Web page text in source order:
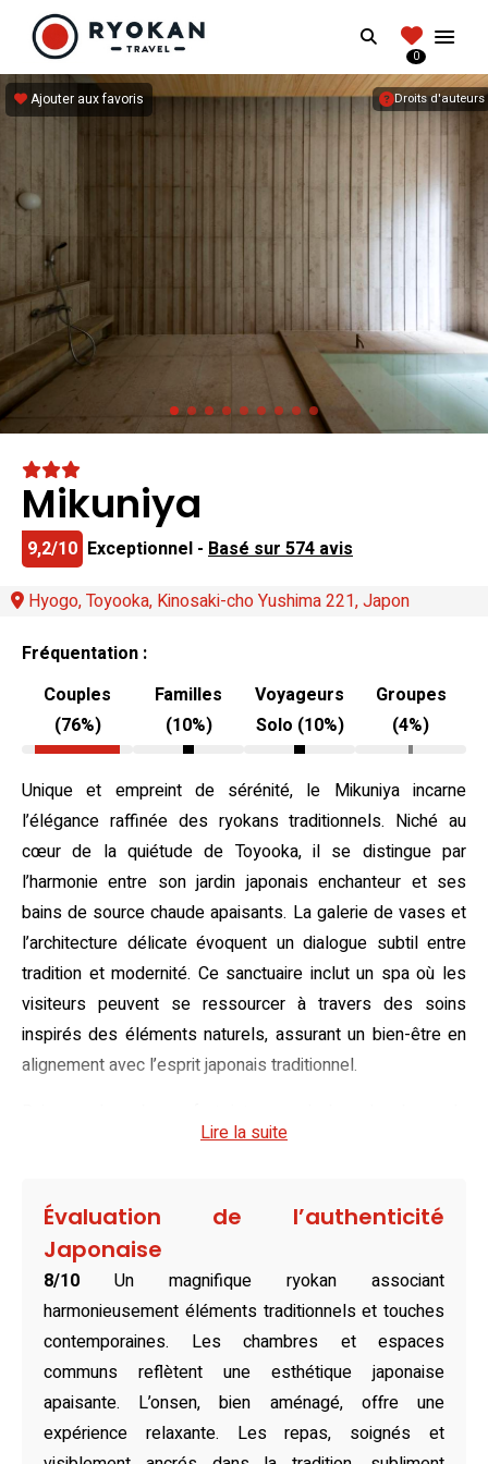
RYOKANTRAVEL
Vivez l'expérience authentique d'un Ryokan
Search
0
Droits d'auteurs
Ajouter aux favoris
Mikuniya
9,2/10 Exceptionnel - Basé sur 574 avis
Hyogo, Toyooka, Kinosaki-cho Yushima 221, Japon
Fréquentation :
Couples
(76%)
Familles
(10%)
Voyageurs
Solo (10%)
Groupes
(4%)
Unique et empreint de sérénité, le Mikuniya incarne
l’élégance raffinée des ryokans traditionnels. Niché au
cœur de la quiétude de Toyooka, il se distingue par
l’harmonie entre son jardin japonais enchanteur et ses
bains de source chaude apaisants. La galerie de vases et
l’architecture délicate évoquent un dialogue subtil entre
tradition et modernité. Ce sanctuaire inclut un spa où les
visiteurs peuvent se ressourcer à travers des soins
inspirés des éléments naturels, assurant un bien-être en
alignement avec l’esprit japonais traditionnel.
Mikuniya, où le tatami et les paravents shoji s’unissent
et le mobilier délicat s’intègrent harmonieusement dans
ces espaces épurés, tout en offrant le confort de la
climatisation et des commodités modernes. La disposition
des suites invite à la méditation et à la relaxation, avec un
contemporaines, faisant de chaque séjour une immersion
Dans l’enceinte du ryokan, le restaurant Itsuki propose des
Lire la suite
Évaluation de l’authenticité
Japonaise
8/10
Un magnifique ryokan associant
harmonieusement éléments traditionnels et touches
contemporaines. Les chambres et espaces
communs reflètent une esthétique japonaise
apaisante. L’onsen, bien aménagé, offre une
expérience relaxante. Les repas, soignés et